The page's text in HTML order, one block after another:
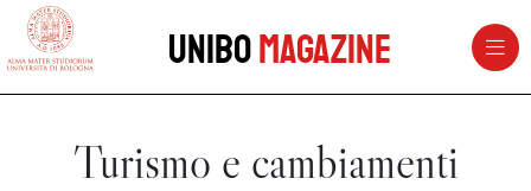
vai al contenuto della pagina
UniboMagazine
Turismo e cambiamenti